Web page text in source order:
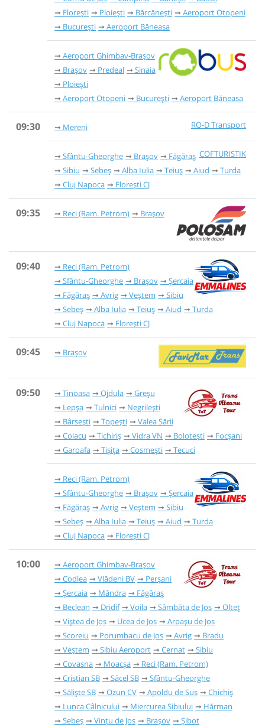
Florești
Ploiești Bărcănești
Aeroport Otopeni
București
Aeroport Băneasa
Aeroport Ghimbav-Brașov
Brașov
Predeal
Sinaia
Ploiești
Aeroport Otopeni
București Aeroport Băneasa
09:30 RO-D Transport
Mereni
COFTURISTIK
Sfântu-Gheorghe Brașov
Făgăraș
Sibiu
Sebeș Alba Iulia Teiuș Aiud
Turda
Cluj Napoca
Florești CJ
09:35 Reci (Ram. Petrom) Brașov
09:40
Reci (Ram. Petrom)
Sfântu-Gheorghe
Brașov
Șercaia
Făgăraș
Avrig Veștem
Sibiu
Sebeș
Alba Iulia Teiuș Aiud
Turda
Cluj Napoca
Florești CJ
09:45 Brașov
09:50 Tinoasa Ojdula
Greșu
Lepșa
Tulnici
Negrilești
Bârsești
Topești
Valea Sării
Colacu
Tichiriș Vidra VN Bolotești
Focșani
Garoafa
Tișița Cosmești Tecuci
Reci (Ram. Petrom)
Sfântu-Gheorghe
Brașov
Șercaia
Făgăraș
Avrig Veștem
Sibiu
Sebeș
Alba Iulia Teiuș Aiud
Turda
Cluj Napoca
Florești CJ
10:00
Aeroport Ghimbav-Brașov
Codlea
Vlădeni BV
Perșani
Șercaia
Mândra
Făgăraș
Beclean
Dridif Voila Sâmbăta de Jos
Olteț
Viștea de Jos
Ucea de Jos
Arpașu de Jos
Scoreiu
Porumbacu de Jos Avrig
Bradu
Veștem
Sibiu Aeroport Cernat
Sibiu
Covasna
Moacșa
Reci (Ram. Petrom)
Cristian SB
Săcel SB
Sfântu-Gheorghe
Săliște SB
Ozun CV Apoldu de Sus
Chichiș
Lunca Câlnicului
Miercurea Sibiului
Hărman
Sebeș
Vințu de Jos Brașov
Șibot